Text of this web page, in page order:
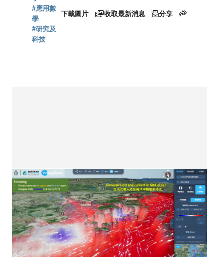
連
#應用數
學
#研究及
科技
下載圖片 收取最新消息 分享